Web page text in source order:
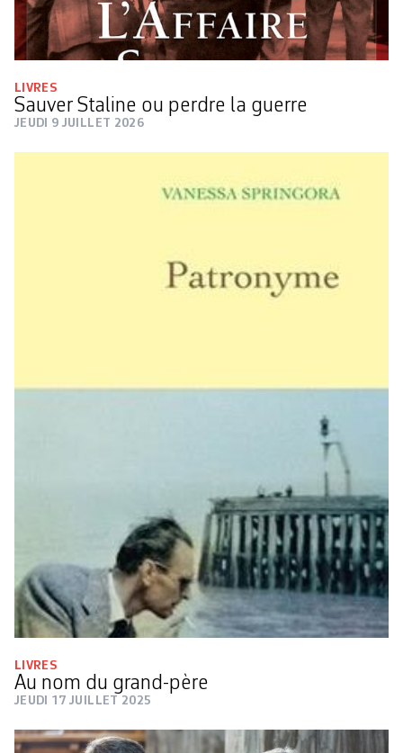
LIVRES
Sauver Staline ou perdre la guerre
JEUDI 9 JUILLET 2026
LIVRES
Au nom du grand-père
JEUDI 17 JUILLET 2025